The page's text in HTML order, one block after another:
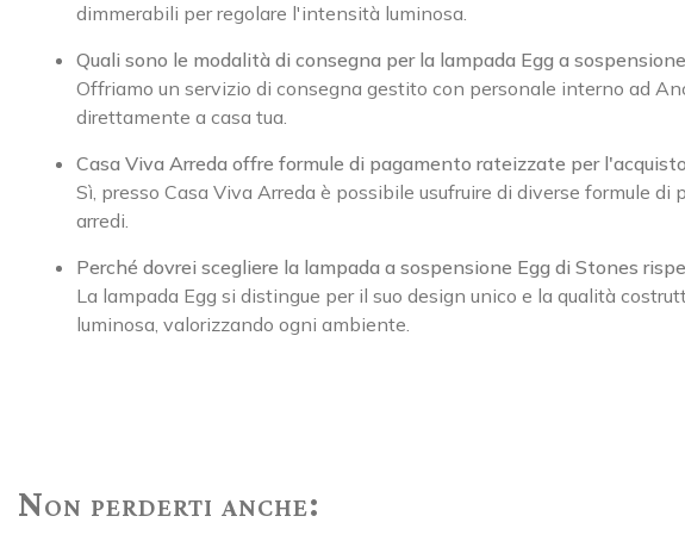
dimmerabili per regolare l'intensità luminosa.
Quali sono le modalità di consegna per la lampada Egg a
Offriamo un servizio di consegna gestito con personale interno ad
direttamente a casa tua.
Casa Viva Arreda offre formule di pagamento rateizzate per
Sì, presso Casa Viva Arreda è possibile usufruire di diverse formule
arredi.
Perché dovrei scegliere la lampada a sospensione Egg di Stones
La lampada Egg si distingue per il suo design unico e la qualità
luminosa, valorizzando ogni ambiente.
Non perderti anche: